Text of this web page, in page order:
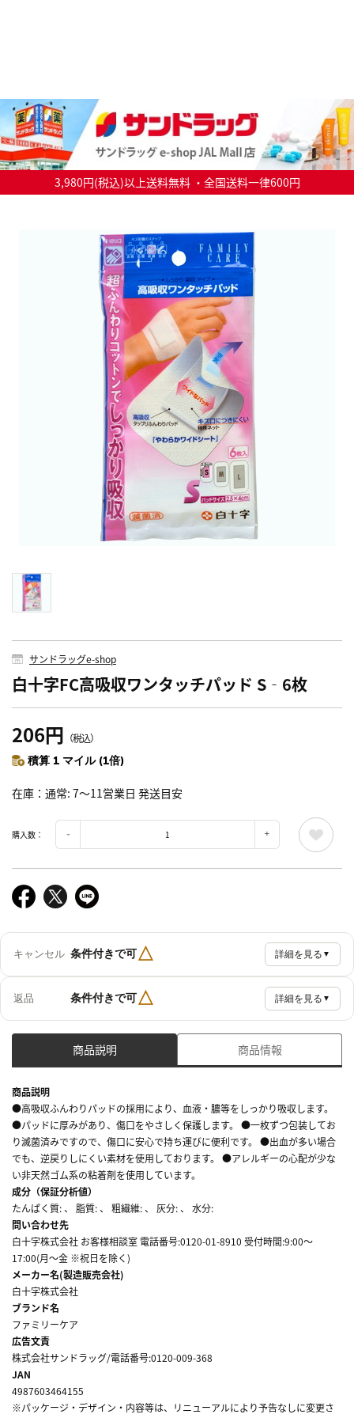
3,980円(税込)以上送料無料 ・全国送料一律600円
サンドラッグe-shop
白十字FC高吸収ワンタッチパッド S‐6枚
206円 （税込）
積算 1 マイル (1倍)
在庫 通常: 7～11営業日 発送目安
購入数：
キャンセル 条件付きで可△ 詳細を見る ▼
返品 条件付きで可△ 詳細を見る ▼
商品説明 商品情報
商品説明
●高吸収ふんわりパッドの採用により、血液・膿等をしっかり吸収します。
●パッドに厚みがあり、傷口をやさしく保護します。 ●一枚ずつ包装してお
り滅菌済みですので、傷口に安心で持ち運びに便利です。 ●出血が多い場合
でも、逆戻りしにくい素材を使用しております。 ●アレルギーの心配が少な
い非天然ゴム系の粘着剤を使用しています。
成分（保証分析値）
たんぱく質: 、 脂質: 、 粗繊維: 、 灰分: 、 水分:
問い合わせ先
白十字株式会社 お客様相談室 電話番号:0120-01-8910 受付時間:9:00～
17:00(月～金 ※祝日を除く)
メーカー名(製造販売会社)
白十字株式会社
ブランド名
ファミリーケア
広告文責
株式会社サンドラッグ/電話番号:0120-009-368
JAN
4987603464155
※パッケージ・デザイン・内容等は、リニューアルにより予告なしに変更さ